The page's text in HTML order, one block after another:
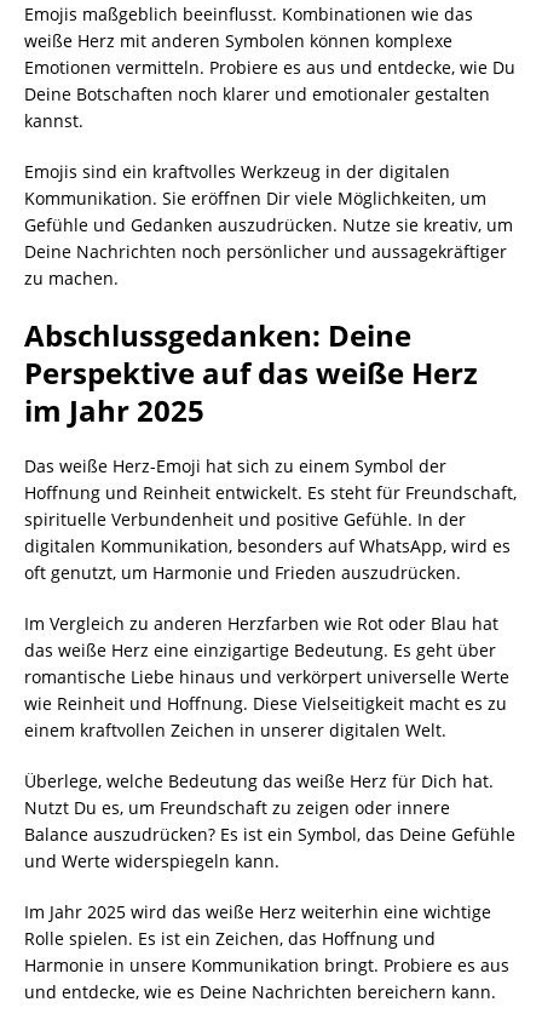
Emojis maßgeblich beeinflusst. Kombinationen wie das
weiße Herz mit anderen Symbolen können komplexe
Emotionen vermitteln. Probiere es aus und entdecke, wie Du
Deine Botschaften noch klarer und emotionaler gestalten
kannst.
Emojis sind ein kraftvolles Werkzeug in der digitalen
Kommunikation. Sie eröffnen Dir viele Möglichkeiten, um
Gefühle und Gedanken auszudrücken. Nutze sie kreativ, um
Deine Nachrichten noch persönlicher und aussagekräftiger
zu machen.
Abschlussgedanken: Deine
Perspektive auf das weiße Herz
im Jahr 2025
Das weiße Herz-Emoji hat sich zu einem Symbol der
Hoffnung und Reinheit entwickelt. Es steht für Freundschaft,
spirituelle Verbundenheit und positive Gefühle. In der
digitalen Kommunikation, besonders auf WhatsApp, wird es
oft genutzt, um Harmonie und Frieden auszudrücken.
Im Vergleich zu anderen Herzfarben wie Rot oder Blau hat
das weiße Herz eine einzigartige Bedeutung. Es geht über
romantische Liebe hinaus und verkörpert universelle Werte
wie Reinheit und Hoffnung. Diese Vielseitigkeit macht es zu
einem kraftvollen Zeichen in unserer digitalen Welt.
Überlege, welche Bedeutung das weiße Herz für Dich hat.
Nutzt Du es, um Freundschaft zu zeigen oder innere
Balance auszudrücken? Es ist ein Symbol, das Deine Gefühle
und Werte widerspiegeln kann.
Im Jahr 2025 wird das weiße Herz weiterhin eine wichtige
Rolle spielen. Es ist ein Zeichen, das Hoffnung und
Harmonie in unsere Kommunikation bringt. Probiere es aus
und entdecke, wie es Deine Nachrichten bereichern kann.